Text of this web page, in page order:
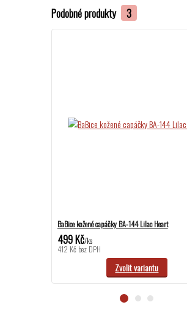
Podobné produkty 3
BaBice kožené capáčky BA-144 Lilac Heart
499 Kč/ks
412 Kč bez DPH
Zvolit variantu